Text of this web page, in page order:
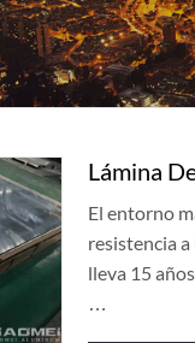
Lámina
El entorno
resistencia
lleva 15
…